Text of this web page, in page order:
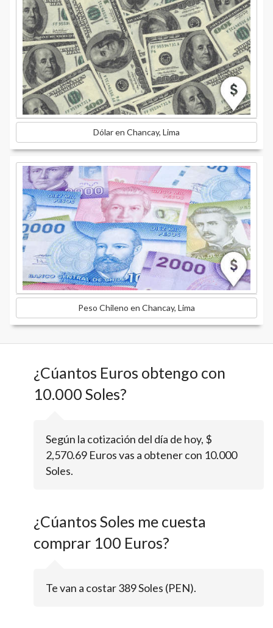
Dólar en Chancay, Lima
Peso Chileno en Chancay, Lima
¿Cúantos Euros obtengo con
10.000 Soles?
Según la cotización del día de hoy, $
2,570.69 Euros vas a obtener con 10.000
Soles.
¿Cúantos Soles me cuesta
comprar 100 Euros?
Te van a costar 389 Soles (PEN).